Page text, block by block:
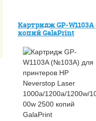
Картридж GP-
копий GalaPrint